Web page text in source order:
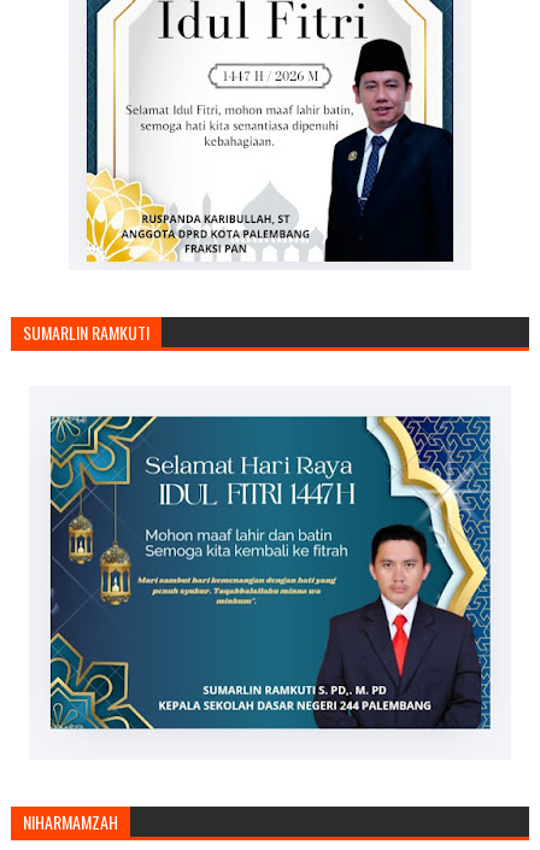
SUMARLIN RAMKUTI
NIHARMAMZAH